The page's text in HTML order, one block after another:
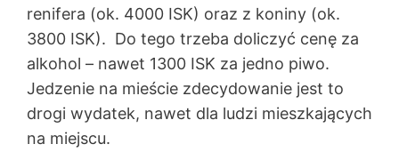
renifera (ok. 4000 ISK) oraz z koniny (ok.
3800 ISK). Do tego trzeba doliczyć cenę za
alkohol – nawet 1300 ISK za jedno piwo.
Jedzenie na mieście zdecydowanie jest to
drogi wydatek, nawet dla ludzi mieszkających
na miejscu.